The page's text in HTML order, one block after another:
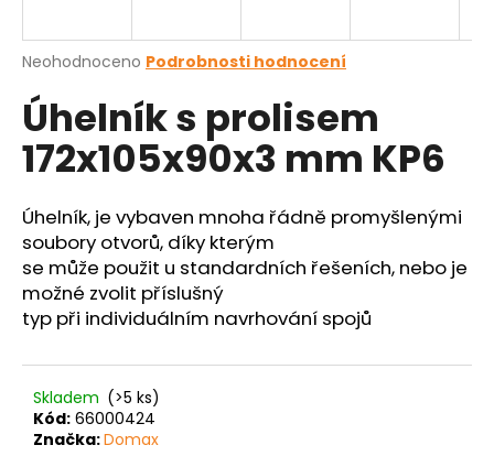
Průměrné
produktu
je
0,0
hvězdiček.
Neohodnoceno Podrobnosti hodnocení
Úhelník s prolisem
172x105x90x3 mm KP6
Úhelník, je vybaven mnoha řádně promyšlenými
soubory otvorů, díky kterým
se může použit u standardních řešeních, nebo je
možné zvolit příslušný
typ při individuálním navrhování spojů
Skladem (>5 ks)
Kód: 66000424
Značka:Domax
j
t
?
HLEDAT
o
p
o